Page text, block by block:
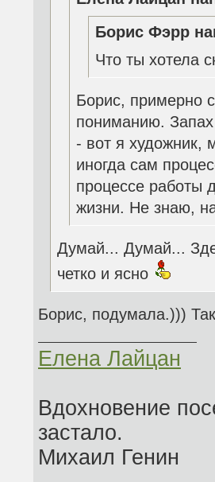
Борис Фэрр
Что ты хотела
Борис, примерно
пониманию.
- вот я художник,
иногда сам
процессе работы
жизни. Не знаю,
Думай... Думай...
четко и ясно
Борис, подумала.)))
Елена Лайцан
Вдохновение
застало.
Михаил Генин